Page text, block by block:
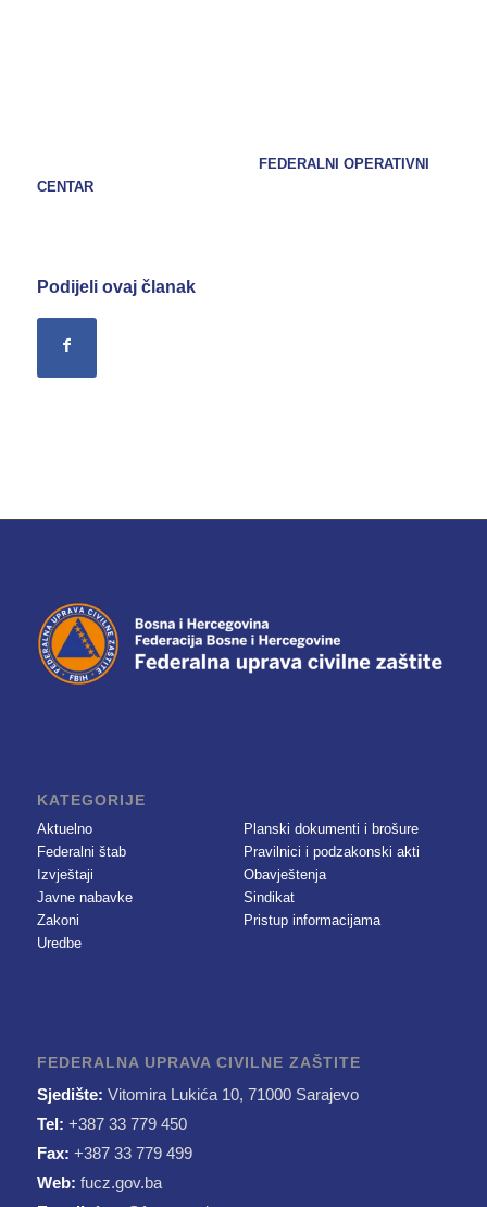
FEDERALNI OPERATIVNI
CENTAR
Podijeli ovaj članak
KATEGORIJE
Aktuelno
Federalni štab
Izvještaji
Javne nabavke
Zakoni
Uredbe
Planski dokumenti i brošure
Pravilnici i podzakonski akti
Obavještenja
Sindikat
Pristup informacijama
FEDERALNA UPRAVA CIVILNE ZAŠTITE
Sjedište: Vitomira Lukića 10, 71000 Sarajevo
Tel: +387 33 779 450
Fax: +387 33 779 499
Web: fucz.gov.ba